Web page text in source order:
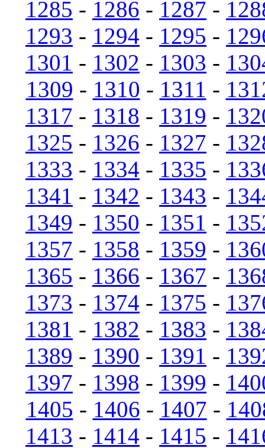
1285 - 1286 - 1287 -
1293 - 1294 - 1295 -
1301 - 1302 - 1303 -
1309 - 1310 - 1311 -
1317 - 1318 - 1319 -
1325 - 1326 - 1327 -
1333 - 1334 - 1335 -
1341 - 1342 - 1343 -
1349 - 1350 - 1351 -
1357 - 1358 - 1359 -
1365 - 1366 - 1367 -
1373 - 1374 - 1375 -
1381 - 1382 - 1383 -
1389 - 1390 - 1391 -
1397 - 1398 - 1399 -
1405 - 1406 - 1407 -
1413 - 1414 - 1415 -